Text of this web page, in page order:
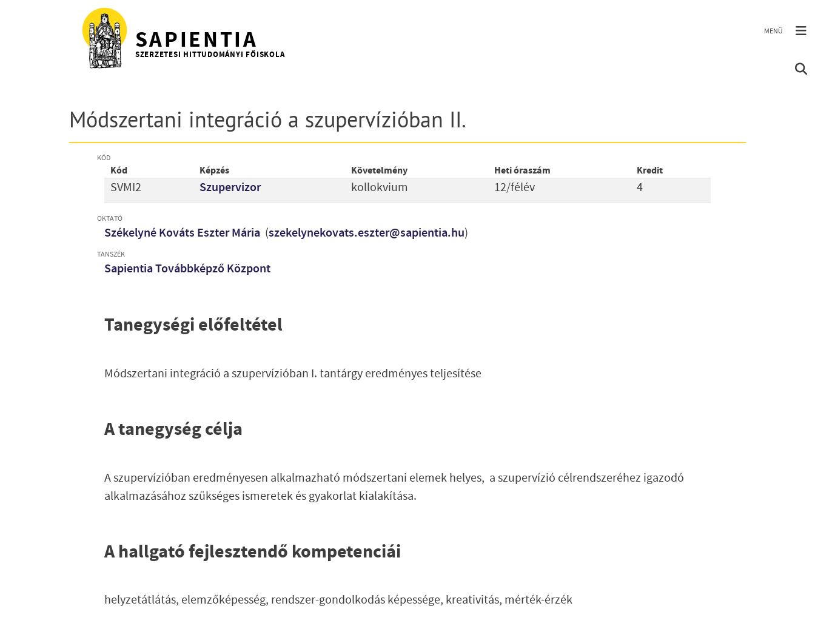
Ugrás a tartalomra
SAPIENTIA
SZERZETESI HITTUDOMÁNYI FŐISKOLA
Módszertani integráció a szupervízióban II.
KÓD
Kód Képzés Követelmény Heti óraszám Kredit
SVMI2 Szupervizor kollokvium 12/félév 4
OKTATÓ
Székelyné Kováts Eszter Mária (szekelynekovats.eszter@sapientia.hu)
TANSZÉK
Sapientia Továbbképző Központ
Tanegységi előfeltétel
Módszertani integráció a szupervízióban I. tantárgy eredményes teljesítése
A tanegység célja
A szupervízióban eredményesen alkalmazható módszertani elemek helyes, a szupervízió célrendszeréhez igazodó
alkalmazásához szükséges ismeretek és gyakorlat kialakítása.
A hallgató fejlesztendő kompetenciái
helyzetátlátás, elemzőképesség, rendszer-gondolkodás képessége, kreativitás, mérték-érzék